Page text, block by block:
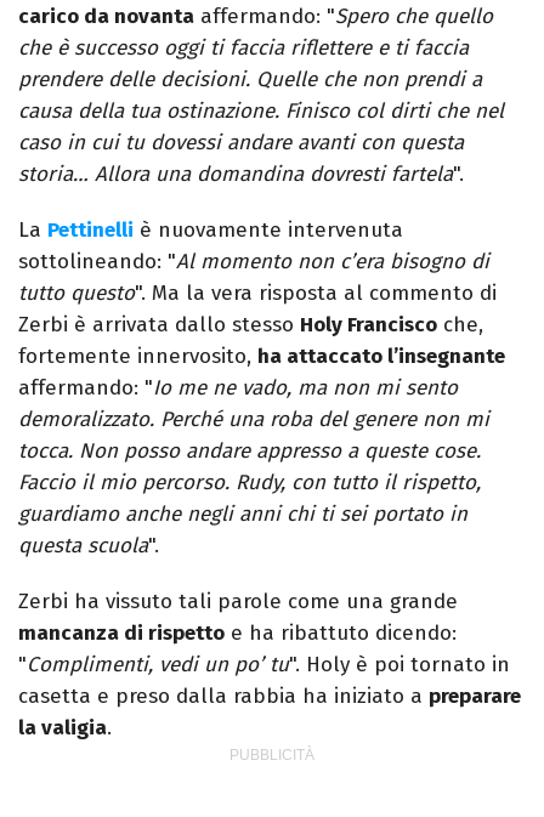
carico da novanta affermando: "Spero che quello
che è successo oggi ti faccia riflettere e ti faccia
prendere delle decisioni. Quelle che non prendi a
causa della tua ostinazione. Finisco col dirti che nel
caso in cui tu dovessi andare avanti con questa
storia… Allora una domandina dovresti fartela".
La Pettinelli è nuovamente intervenuta
sottolineando: "Al momento non c’era bisogno di
tutto questo". Ma la vera risposta al commento di
Zerbi è arrivata dallo stesso Holy Francisco che,
fortemente innervosito, ha attaccato l’insegnante
affermando: "Io me ne vado, ma non mi sento
demoralizzato. Perché una roba del genere non mi
tocca. Non posso andare appresso a queste cose.
Faccio il mio percorso. Rudy, con tutto il rispetto,
guardiamo anche negli anni chi ti sei portato in
questa scuola".
Zerbi ha vissuto tali parole come una grande
mancanza di rispetto e ha ribattuto dicendo:
"Complimenti, vedi un po’ tu". Holy è poi tornato in
casetta e preso dalla rabbia ha iniziato a preparare
la valigia.